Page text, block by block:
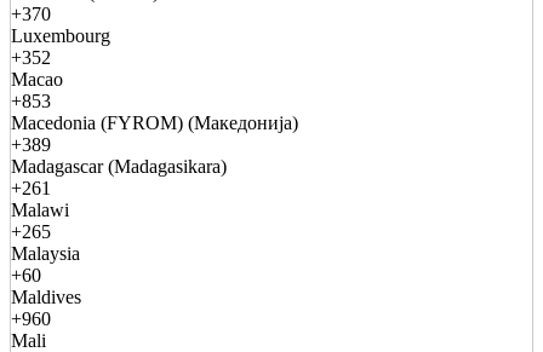
+370
Luxembourg
+352
Macao
+853
Macedonia (FYROM) (Македонија)
+389
Madagascar (Madagasikara)
+261
Malawi
+265
Malaysia
+60
Maldives
+960
Mali